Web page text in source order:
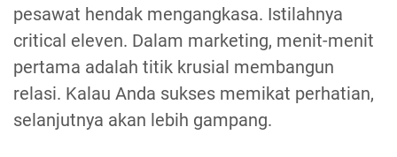
pesawat hendak mengangkasa. Istilahnya
critical eleven. Dalam marketing, menit-menit
pertama adalah titik krusial membangun
relasi. Kalau Anda sukses memikat perhatian,
selanjutnya akan lebih gampang.